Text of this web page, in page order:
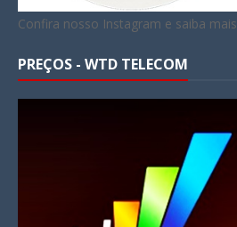
Confira nosso Instagram e saiba mais
PREÇOS - WTD TELECOM